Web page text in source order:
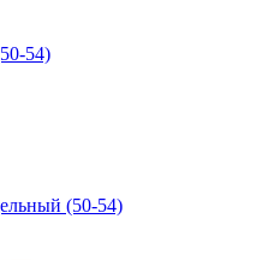
54)
(50-54)